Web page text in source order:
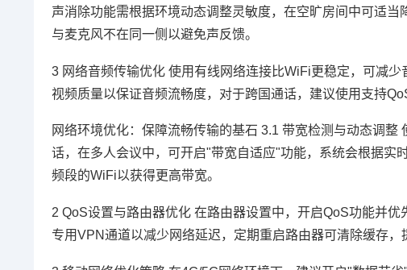
声消除功能需根据环境动态调整灵敏度，在空旷房间中可适
与麦克风不在同一侧以避免声反馈。
3 网络音频传输优化 使用有线网络连接比WiFi更稳定，可减
视频质量以保证音频流畅度，对于跨国通话，建议使用支持
网络环境优化：保障流畅传输的基石 3.1 带宽检测与动态调
话，在多人会议中，可开启"带宽自适应"功能，系统会根据实
频段的WiFi以获得更高带宽。
2 QoS设置与路由器优化 在路由器设置中，开启QoS功能并
专用VPN通道以减少网络延迟，定期重启路由器可清除缓存，